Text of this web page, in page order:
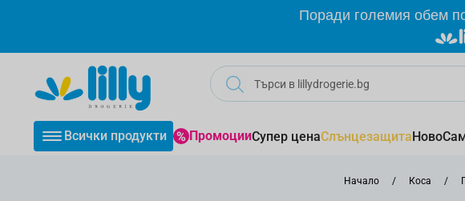
Поради големия обем
Всички продукти ПромоцииСупер ценаСлънцезащитаНово
Начало / Коса /